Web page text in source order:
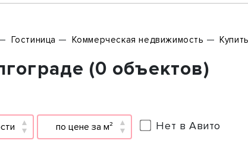
Гостиница Коммерческая недвижимость Купить
(0 объектов)
по цене за м² Нет в Авито